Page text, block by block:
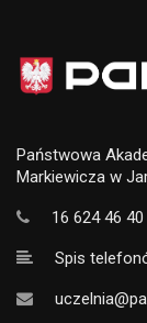
Państwowa
Markiewicza w
16 624 46 40
Spis